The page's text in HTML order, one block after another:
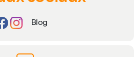
Blog